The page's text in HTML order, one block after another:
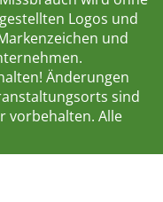
Logos und
und
Änderungen
sind
vorbehalten. Alle